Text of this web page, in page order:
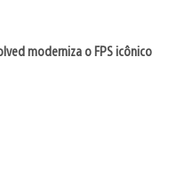
moderniza o FPS icônico